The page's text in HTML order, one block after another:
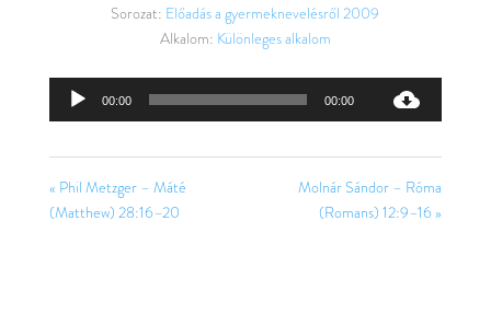
Sorozat: Előadás a gyermeknevelésről 2009
Alkalom: Különleges alkalom
Audió
00:00 00:00
« Phil Metzger – Máté
(Matthew) 28:16–20
Molnár Sándor – Róma
(Romans) 12:9–16 »